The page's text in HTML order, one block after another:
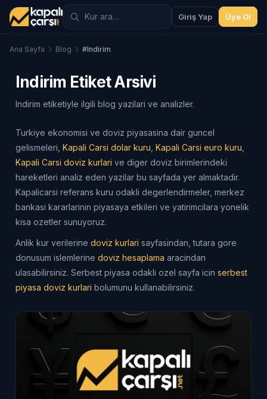
Giriş Yap Üye Ol
Ana Sayfa Blog #Indirim
Indirim Etiket Arsivi
Indirim etiketiyle ilgili blog yazilari ve analizler.
Turkiye ekonomisi ve doviz piyasasina dair guncel
gelismeleri, Kapali Carsi dolar kuru Kapali Carsi euro kuru
Kapali Carsi doviz kurlari ve diger doviz birimlerindeki
hareketleri analiz eden yazilar bu sayfada yer almaktadir.
Kapalicarsi referans kuru odakli degerlendirmeler, merkez
bankasi kararlarinin piyasaya etkileri ve yatirimcilara yonelik
kisa ozetler sunuyoruz.
Anlik kur verilerine doviz kurlari sayfasindan, tutara gore
donusum islemlerine doviz hesaplama aracindan
ulasabilirsiniz. Serbest piyasa odakli ozel sayfa icin serbest
piyasa doviz kurlari bolumunu kullanabilirsiniz.